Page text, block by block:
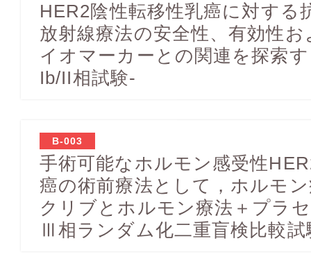
HER2陰性転移性乳癌に対する
放射線療法の安全性、有効性
イオマーカーとの関連を探索
Ib/II相試験-
B-003
手術可能なホルモン感受性
癌の術前療法として，ホルモ
クリブとホルモン療法＋プラ
Ⅲ相ランダム化二重盲検比較試